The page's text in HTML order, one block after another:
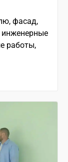
фасад,
инженерные
работы,